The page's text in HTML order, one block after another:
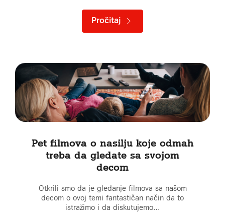
Pročitaj
Pet filmova o nasilju koje odmah
treba da gledate sa svojom
decom
Otkrili smo da je gledanje filmova sa našom
decom o ovoj temi fantastičan način da to
istražimo i da diskutujemo…